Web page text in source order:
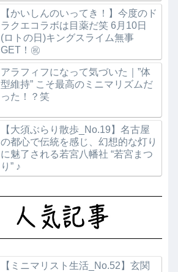
【かいしんのいってき！】今度のド
ラクエコラボは目薬だ笑 6月10日
(ロトの日)キングスライム無事
GET！㊗️
アラフィフになって気づいた｜”体
型維持” こそ最高のミニマリズムだ
った！？笑
【大須ぶらり散歩_No.19】名古屋
の都心で伝統を感じ、幻想的な灯り
に魅了される若宮八幡社 “若宮まつ
り” ♪
【ミニマリスト生活_No.52】玄関